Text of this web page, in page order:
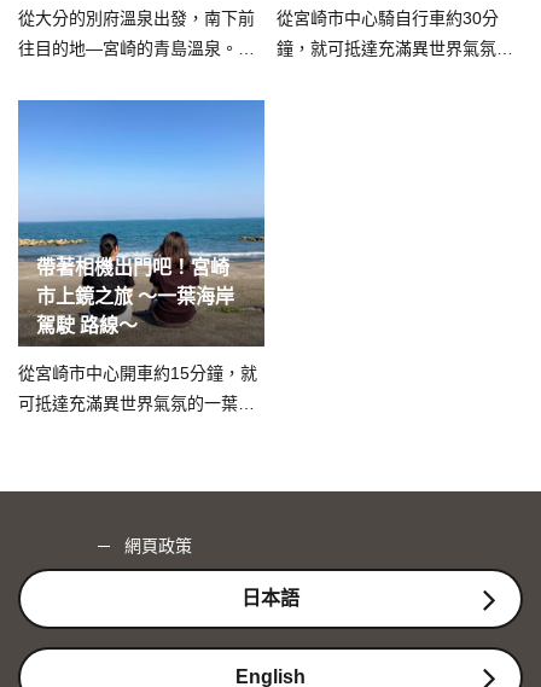
從大分的別府溫泉出發，南下前
往目的地—宮崎的青島溫泉。能
從宮崎市中心騎自行車約30分
鐘，就可抵達充滿異世界氣氛的
帶著相機出門吧！宮崎
市上鏡之旅 ～一葉海岸
駕駛 路線～
從宮崎市中心開車約15分鐘，就
可抵達充滿異世界氣氛的一葉海
網頁政策
日本語
English